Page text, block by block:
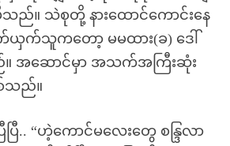
ည်။ သဲစုတို့ နားထောင်ကောင်းနေ
ယှက်သူကတော့ မမထား(ခ) ဒေါ်
။ အဆောင်မှာ အသက်အကြီးဆုံး
သည်။
ြီ.. “ဟဲ့ကောင်မလေးတွေ စန္ဒြလာ